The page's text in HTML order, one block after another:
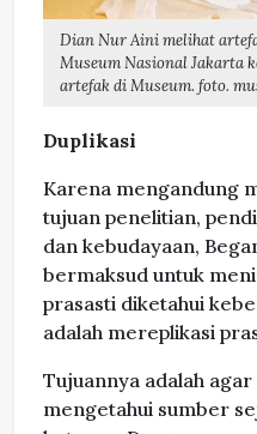
Dian Nur Aini melihat
Museum Nasional Jakarta
artefak di Museum. foto.
Duplikasi
Karena mengandung
tujuan penelitian,
dan kebudayaan,
bermaksud untuk
prasasti diketahui
adalah mereplikasi
Tujuannya adalah
mengetahui sumber